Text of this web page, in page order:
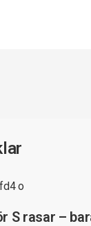
S rasar –